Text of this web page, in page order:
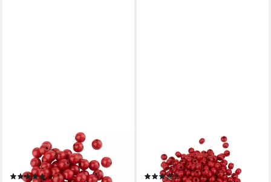
Bastelperlen ignore, Ø 10 mm,
50 Stück
(3)
Bastelperlen ignore, Ø 4 mm,
165 Stück
(1)